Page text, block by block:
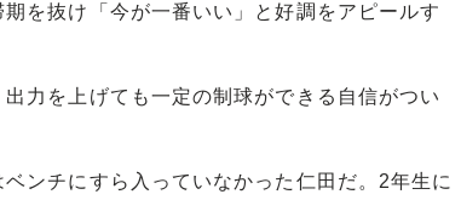
を抜け「今が一番いい」と好調をアピールす
力を上げても一定の制球ができる自信がつい
ンチにすら入っていなかった仁田だ。2年生に